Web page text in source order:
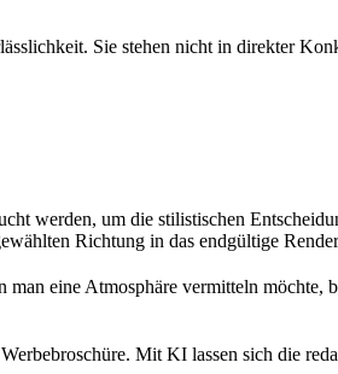
Sie stehen nicht in direkter
werden, um die stilistischen
Richtung in das endgültige
man eine Atmosphäre vermitteln
Mit KI lassen sich die